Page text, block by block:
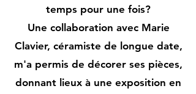
temps pour une fois?
Une collaboration avec Marie
Clavier, céramiste de longue date,
m'a permis de décorer ses pièces,
donnant lieux à une exposition en